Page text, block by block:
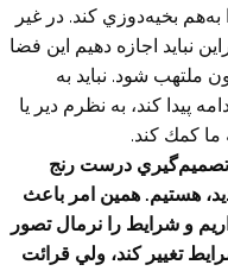
بخيه‌دوزي كند. در غير
نبايد اجازه دهيم اين فضا
ملتهب شود. نبايد به
پيدا كند، به نظرم دير يا
ما كمك كند.
تصميم‌گيري درست رنج
هستيم. همين امر باعث
و شرايط را نرمال تصور
تغيير كند، ولي قرائت